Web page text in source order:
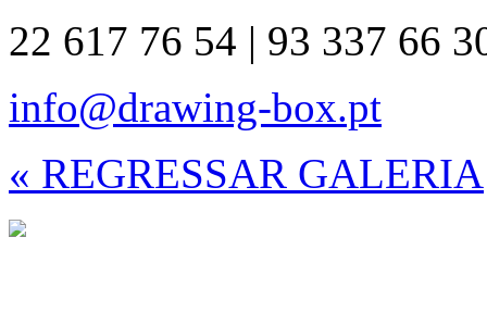
22 617 76 54 | 93 337 66
info@drawing-box.pt
« REGRESSAR GALERIA